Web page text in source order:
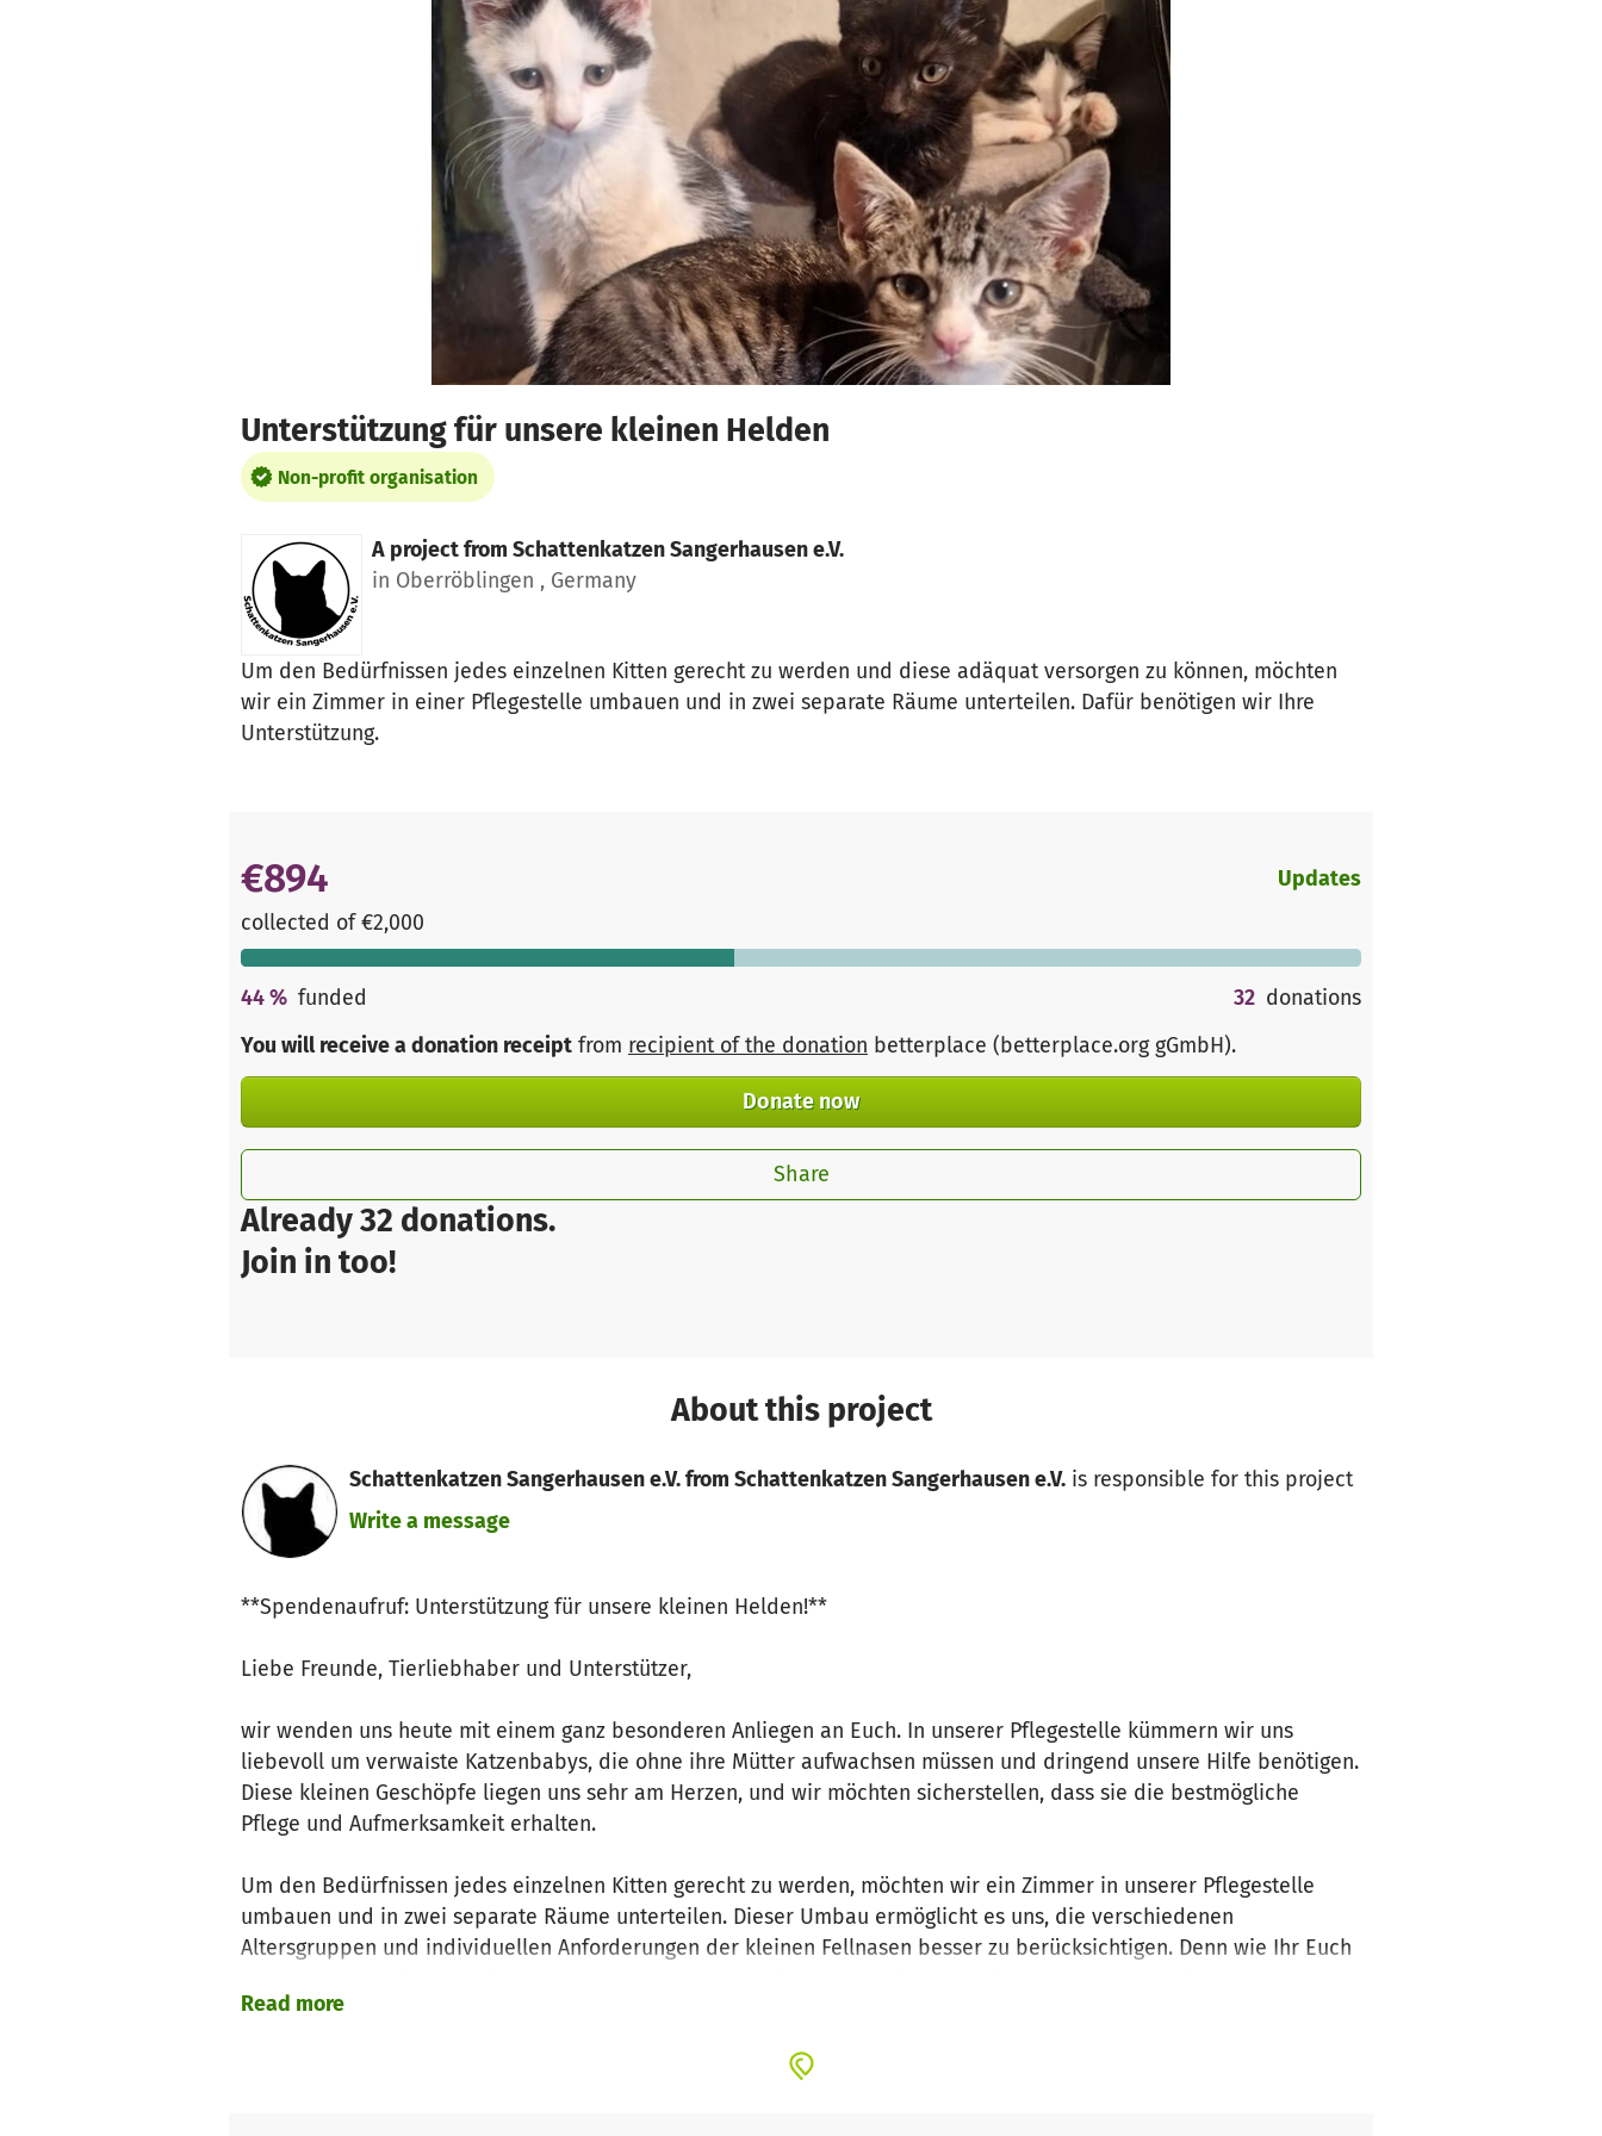
Unterstützung für unsere kleinen Helden
Non-profit organisation
A project from Schattenkatzen Sangerhausen e.V.
in Oberröblingen , Germany
Um den Bedürfnissen jedes einzelnen Kitten gerecht zu werden und diese adäquat versorgen zu können, möchten
wir ein Zimmer in einer Pflegestelle umbauen und in zwei separate Räume unterteilen. Dafür benötigen wir Ihre
Unterstützung.
Already 32 donations.
Join in too!
€894
collected of €2,000
Updates
44% funded 32 donations
You will receive a donation receipt from recipient of the donation betterplace (betterplace.org gGmbH).
Donate now
Share
About this project
Schattenkatzen Sangerhausen e.V. from Schattenkatzen Sangerhausen e.V.is responsible for this project
Write a message
**Spendenaufruf: Unterstützung für unsere kleinen Helden!**
Liebe Freunde, Tierliebhaber und Unterstützer,
wir wenden uns heute mit einem ganz besonderen Anliegen an Euch. In unserer Pflegestelle kümmern wir uns
liebevoll um verwaiste Katzenbabys, die ohne ihre Mütter aufwachsen müssen und dringend unsere Hilfe benötigen.
Diese kleinen Geschöpfe liegen uns sehr am Herzen, und wir möchten sicherstellen, dass sie die bestmögliche
Pflege und Aufmerksamkeit erhalten.
Um den Bedürfnissen jedes einzelnen Kitten gerecht zu werden, möchten wir ein Zimmer in unserer Pflegestelle
umbauen und in zwei separate Räume unterteilen. Dieser Umbau ermöglicht es uns, die verschiedenen
Altersgruppen und individuellen Anforderungen der kleinen Fellnasen besser zu berücksichtigen. Denn wie Ihr Euch
Aufmerksamkeit.
Wir bitten Euch herzlich um Eure Unterstützung, damit wir dieses wichtige Projekt realisieren können. Jeder Euro
Read more